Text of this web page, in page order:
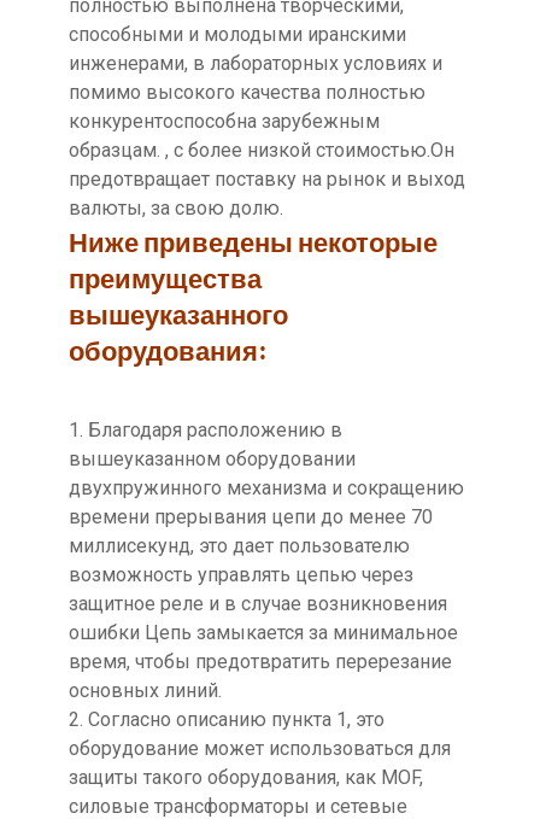
полностью выполнена творческими,
способными и молодыми иранскими
инженерами, в лабораторных условиях и
помимо высокого качества полностью
конкурентоспособна зарубежным
образцам. , с более низкой стоимостью.Он
предотвращает поставку на рынок и выход
валюты, за свою долю.
Ниже приведены некоторые
преимущества
вышеуказанного
оборудования:
1. Благодаря расположению в
вышеуказанном оборудовании
двухпружинного механизма и сокращению
времени прерывания цепи до менее 70
миллисекунд, это дает пользователю
возможность управлять цепью через
защитное реле и в случае возникновения
ошибки Цепь замыкается за минимальное
время, чтобы предотвратить перерезание
основных линий.
2. Согласно описанию пункта 1, это
оборудование может использоваться для
защиты такого оборудования, как MOF,
силовые трансформаторы и сетевые